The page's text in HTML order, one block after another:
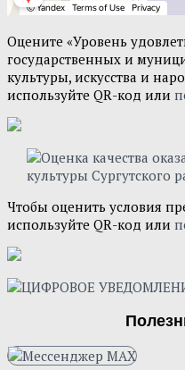
Оцените «Уровень
государственных и
культуры, искусства и
используйте QR-код или
Чтобы оценить условия
используйте QR-код или